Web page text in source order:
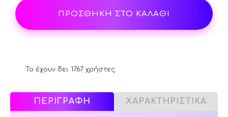
Το έχουν δει 1767 χρήστες.
ΠΡΟΣΘΗΚΗ ΣΤΟ ΚΑΛΑΘΙ
ΠΕΡΙΓΡΑΦΗ ΧΑΡΑΚΤΗΡΙΣΤΙΚΑ